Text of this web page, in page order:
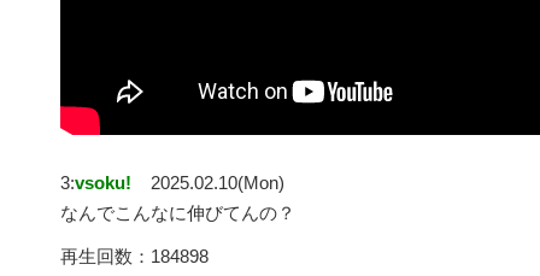
3:vsoku!
2025.02.10(Mon)
なんでこんなに伸びてんの？
再生回数：184898